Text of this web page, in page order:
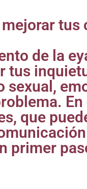
de la
sexual,
que
primer